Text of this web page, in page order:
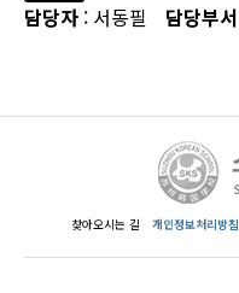
담당자 : 서동필 담당부서
찾아오시는 길 개인정보처리방침